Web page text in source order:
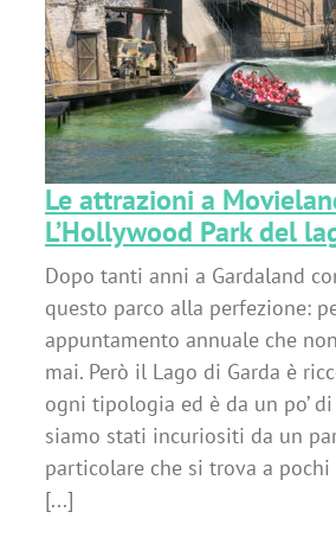
Le attrazioni a
L’Hollywood Park del
Dopo tanti anni a Gardaland
questo parco alla perfezione:
appuntamento annuale che
mai. Però il Lago di Garda è
ogni tipologia ed è da un po’
siamo stati incuriositi da un
particolare che si trova a
[...]